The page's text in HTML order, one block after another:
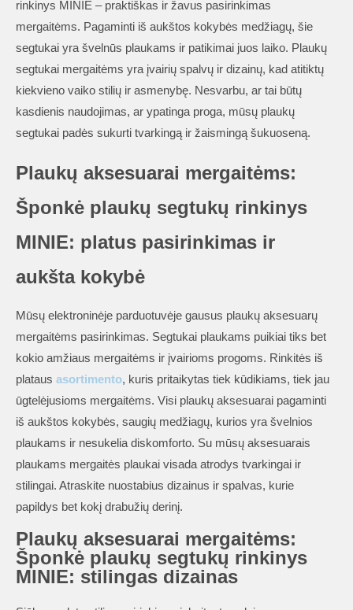
rinkinys MINIE – praktiškas ir žavus pasirinkimas
mergaitėms. Pagaminti iš aukštos kokybės medžiagų, šie
segtukai yra švelnūs plaukams ir patikimai juos laiko. Plaukų
segtukai mergaitėms yra įvairių spalvų ir dizainų, kad atitiktų
kiekvieno vaiko stilių ir asmenybę. Nesvarbu, ar tai būtų
kasdienis naudojimas, ar ypatinga proga, mūsų plaukų
segtukai padės sukurti tvarkingą ir žaismingą šukuoseną.
Plaukų aksesuarai mergaitėms:
Šponkė plaukų segtukų rinkinys
MINIE: platus pasirinkimas ir
aukšta kokybė
Mūsų elektroninėje parduotuvėje gausus plaukų aksesuarų
mergaitėms pasirinkimas. Segtukai plaukams puikiai tiks bet
kokio amžiaus mergaitėms ir įvairioms progoms. Rinkitės iš
plataus asortimento, kuris pritaikytas tiek kūdikiams, tiek jau
ūgtelėjusioms mergaitėms. Visi plaukų aksesuarai pagaminti
iš aukštos kokybės, saugių medžiagų, kurios yra švelnios
plaukams ir nesukelia diskomforto. Su mūsų aksesuarais
plaukams mergaitės plaukai visada atrodys tvarkingai ir
stilingai. Atraskite nuostabius dizainus ir spalvas, kurie
papildys bet kokį drabužių derinį.
Plaukų aksesuarai mergaitėms:
Šponkė plaukų segtukų rinkinys
MINIE: stilingas dizainas